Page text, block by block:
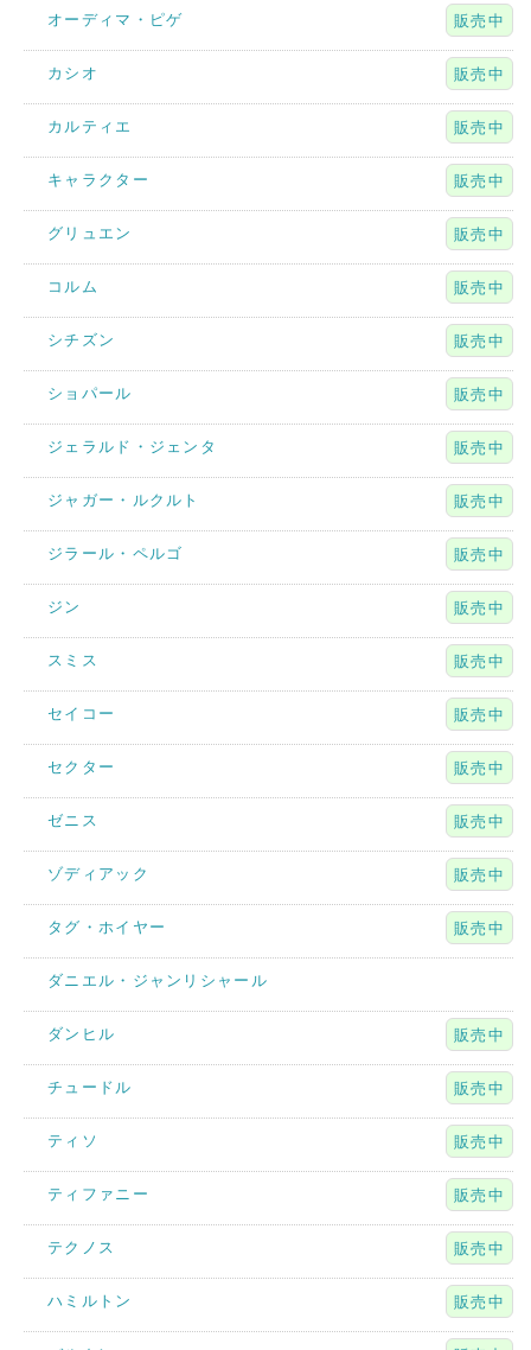
オーディマ・ピゲ 販売中
カシオ 販売中
カルティエ 販売中
キャラクター 販売中
グリュエン 販売中
コルム 販売中
シチズン 販売中
ショパール 販売中
ジェラルド・ジェンタ 販売中
ジャガー・ルクルト 販売中
ジラール・ペルゴ 販売中
ジン 販売中
スミス 販売中
セイコー 販売中
セクター 販売中
ゼニス 販売中
ゾディアック 販売中
タグ・ホイヤー 販売中
ダニエル・ジャンリシャール
ダンヒル 販売中
チュードル 販売中
ティソ 販売中
ティファニー 販売中
テクノス 販売中
ハミルトン 販売中